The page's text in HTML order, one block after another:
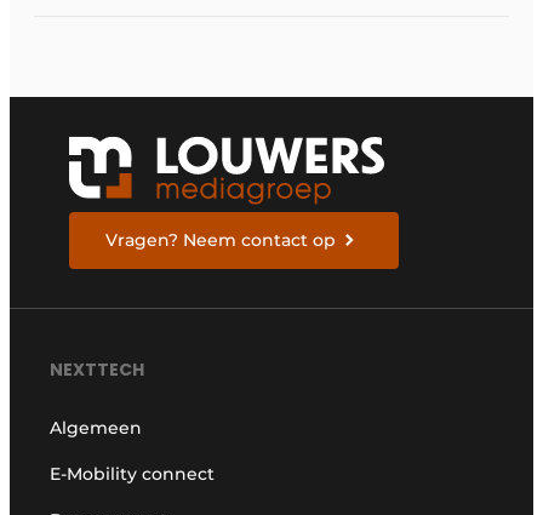
Vragen? Neem contact op
NEXTTECH
Algemeen
E-Mobility connect